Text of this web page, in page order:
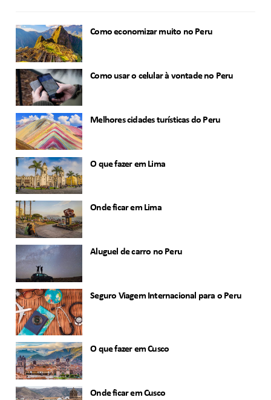
Como economizar muito no Peru
Como usar o celular à vontade no Peru
Melhores cidades turísticas do Peru
O que fazer em Lima
Onde ficar em Lima
Aluguel de carro no Peru
Seguro Viagem Internacional para o Peru
O que fazer em Cusco
Onde ficar em Cusco